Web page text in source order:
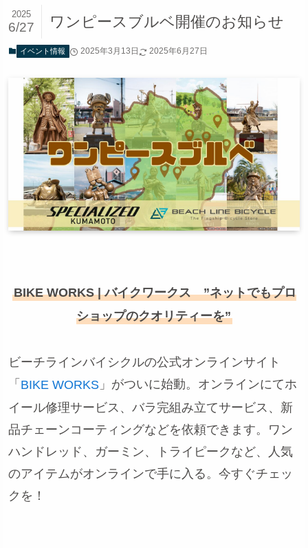
ワンピースブルベ開催のお知らせ
2025
6/27
イベント情報 2025年3月13日 2025年6月27日
BIKE WORKS | バイクワークス ”ネットでもプロ
ショップのクオリティーを”
ビーチラインバイシクルの公式オンラインサイト
「 BIKE WORKS」がついに始動。オンラインにてホ
イール修理サービス、バラ完組み立てサービス、新
品チェーンコーティングなどを依頼できます。ワン
ハンドレッド、ガーミン、トライピークなど、人気
のアイテムがオンラインで手に入る。今すぐチェッ
クを！